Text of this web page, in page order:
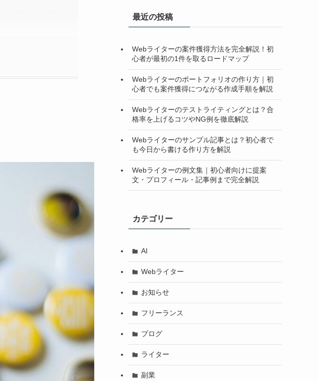
最近の投稿
Webライターの案件獲得方法を完全解説！初
心者が最初の1件を取るロードマップ
Webライターのポートフォリオの作り方｜初
心者でも案件獲得につながる作成手順を解説
Webライターのテストライティングとは？合
格率を上げるコツやNG例を徹底解説
Webライターのサンプル記事とは？初心者で
も今日から書ける作り方を解説
Webライターの例文集｜初心者向けに提案
文・プロフィール・記事例まで完全解説
カテゴリー
AI
Webライター
お知らせ
フリーランス
ブログ
ライター
副業